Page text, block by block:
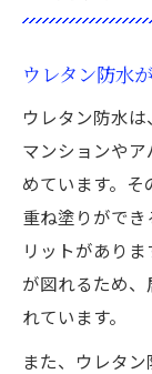
ウレタン防水
ウレタン防水
マンションや
めています。
重ね塗りがで
リットがあり
が図れるため
れています。
また、ウレタ